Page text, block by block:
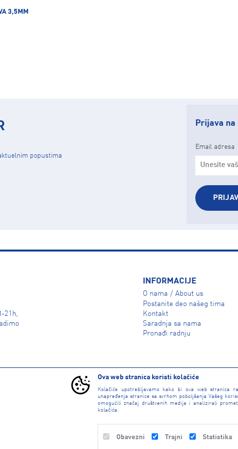
Ova web stranica koristi kolačiće
Kolačiće upotrebljavamo kako bi ova web
unapređenja stranice sa svrhom poboljšanja Vašeg
omogućili značaj društvenih medija i analizirali
kolačića.
Obavezni Trajni Statistika
3,5MM
popustima
Prijava
Email adresa
21h,
INFORMACIJE
O nama / About us
Postanite deo našeg tima
Kontakt
Saradnja sa nama
Pronađi radnju